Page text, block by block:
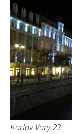
Karlov Vary 23